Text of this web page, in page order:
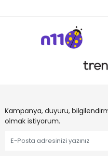
Kampanya, duyuru,
olmak istiyorum.